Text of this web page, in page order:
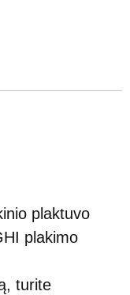
plaktuvo
plakimo
turite